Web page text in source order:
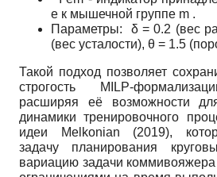
e к мышечной группе m .
Параметры:
δ = 0.2 (вес
(вес усталости), θ = 1.5
Такой подход позволяет
строгость MILP-
расширяя её возможности
динамики тренировочного
идеи Melkonian (2019),
задачу планирования
вариацию задачи